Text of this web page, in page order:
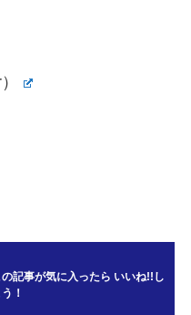
の記事が気に入ったら いいね!!し
！